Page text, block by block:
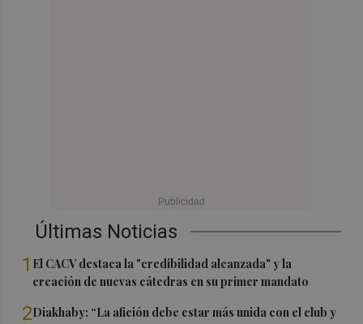
Últimas Noticias
1 El CACV destaca la "credibilidad alcanzada" y la
creación de nuevas cátedras en su primer mandato
2Diakhaby: “La afición debe estar más unida con el club y